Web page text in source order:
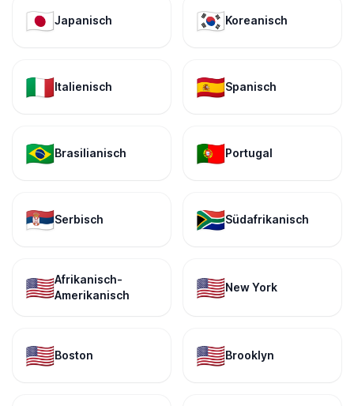
🇯🇵Japanisch 🇰🇷Koreanisch
🇮🇹Italienisch 🇪🇸Spanisch
🇧🇷Brasilianisch 🇵🇹Portugal
🇷🇸Serbisch 🇿🇦Südafrikanisch
🇺🇸Afrikanisch-
Amerikanisch
🇺🇸New York
🇺🇸Boston 🇺🇸Brooklyn